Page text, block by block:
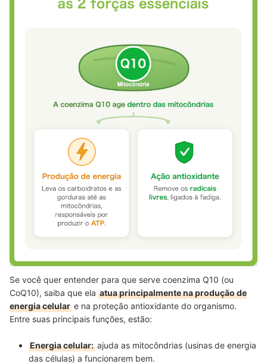
Se você quer entender para que serve coenzima Q10 (ou
CoQ10), saiba que ela atua principalmente na produção de
energia celular e na proteção antioxidante do organismo.
Entre suas principais funções, estão:
Energia celular: ajuda as mitocôndrias (usinas de energia
das células) a funcionarem bem.